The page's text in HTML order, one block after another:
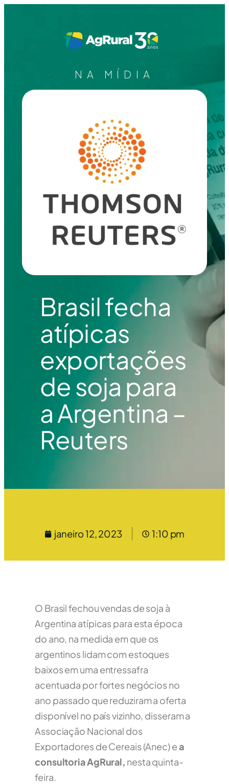
NA MÍDIA
Brasil fecha
atípicas
exportações
de soja para
a Argentina –
Reuters
janeiro 12, 2023 1:10 pm
O Brasil fechou vendas de soja à
Argentina atípicas para esta época
do ano, na medida em que os
argentinos lidam com estoques
baixosem uma entressafra
acentuada por fortes negócios no
ano passado que reduziram a oferta
disponível no país vizinho, disseram a
Associação Nacional dos
Exportadores de Cereais (Anec) ea
consultoria AgRural, nesta quinta-
feira.